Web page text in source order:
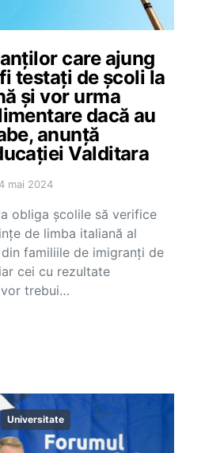
care ajung
testați de școli la
și vor urma
dacă au
anunță
Valditara
mai 2024
obliga şcolile să verifice
de limba italiană al
familiile de imigranţi de
cei cu rezultate
trebui…
Universitate